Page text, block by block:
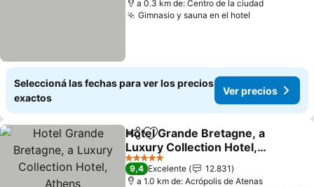
a 0.3 km de: Centro de la ciudad
Gimnasio y sauna en el hotel
Seleccioná las fechas para ver los precios
exactos
Ver precios
CompartirAñadir a favoritos
Hotel Grande Bretagne, a
Luxury Collection Hotel,
Athens
Ver precios
5 Estrellas
9,4 Excelente
12.831
a 1.0 km de: Acrópolis de Atenas